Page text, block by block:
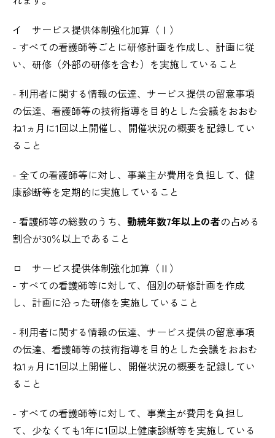
イ サービス提供体制強化加算（Ⅰ）
- すべての看護師等ごとに研修計画を作成し、計画に従
い、研修（外部の研修を含む）を実施していること
- 利用者に関する情報の伝達、サービス提供の留意事項
の伝達、看護師等の技術指導を目的とした会議をおおむ
ね1ヵ月に1回以上開催し、開催状況の概要を記録してい
ること
- 全ての看護師等に対し、事業主が費用を負担して、健
康診断等を定期的に実施していること
- 看護師等の総数のうち、 勤続年数7年以上の者の占める
割合が30％以上であること
ロ サービス提供体制強化加算（Ⅱ）
- すべての看護師等に対して、個別の研修計画を作成
し、計画に沿った研修を実施していること
- 利用者に関する情報の伝達、サービス提供の留意事項
の伝達、看護師等の技術指導を目的とした会議をおおむ
ね1ヵ月に1回以上開催し、開催状況の概要を記録してい
ること
- すべての看護師等に対して、事業主が費用を負担し
て、少なくても1年に1回以上健康診断等を実施している